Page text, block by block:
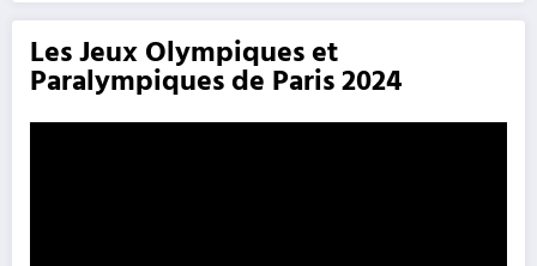
Les Jeux Olympiques et
Paralympiques de Paris 2024